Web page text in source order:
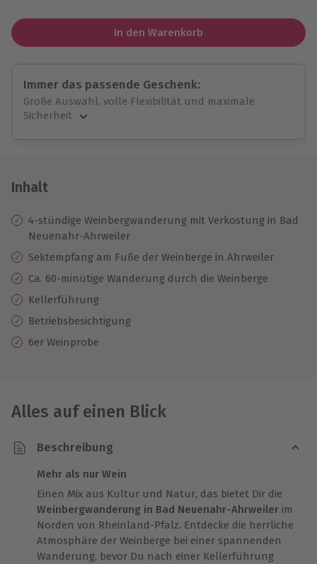
In den Warenkorb
Immer das passende Geschenk:
Große Auswahl, volle Flexibilität und maximale
Sicherheit
Jeder Gutschein für alle Erlebnisse einlösbar.
10 Jahre gültig & verlängerbar.
Inhalt
4-stündige Weinbergwanderung mit Verkostung in Bad
Neuenahr-Ahrweiler
Sektempfang am Fuße der Weinberge in Ahrweiler
Ca. 60-minütige Wanderung durch die Weinberge
Kellerführung
Betriebsbesichtigung
6er Weinprobe
Alles auf einen Blick
Beschreibung
Mehr als nur Wein
Einen Mix aus Kultur und Natur, das bietet Dir die
Weinbergwanderung in Bad Neuenahr-Ahrweiler im
Norden von Rheinland-Pfalz. Entdecke die herrliche
Atmosphäre der Weinberge bei einer spannenden
Wanderung, bevor Du nach einer Kellerführung